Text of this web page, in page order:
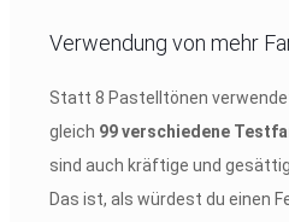
Verwendung von mehr
Statt 8 Pastelltönen
gleich 99 verschiedene
sind auch kräftige und
Das ist, als würdest du einen